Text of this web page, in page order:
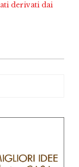
derivati dai